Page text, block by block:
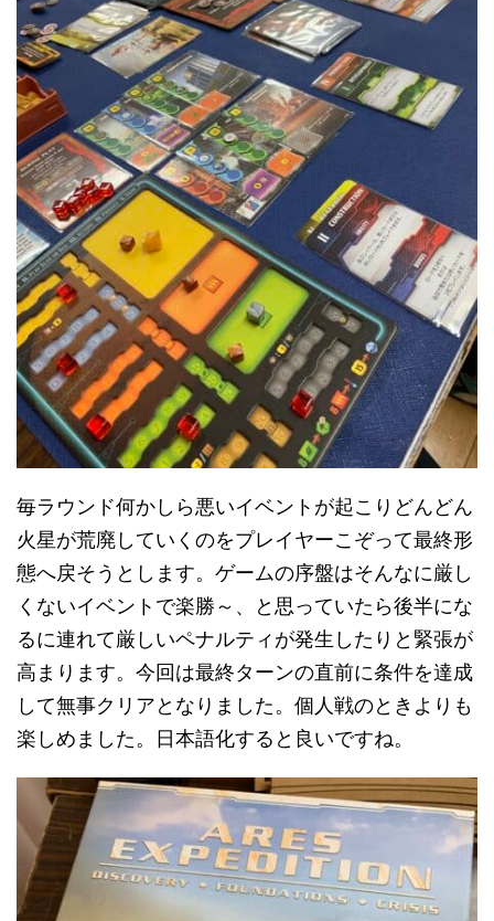
毎ラウンド何かしら悪いイベントが起こりどんどん
火星が荒廃していくのをプレイヤーこぞって最終形
態へ戻そうとします。ゲームの序盤はそんなに厳し
くないイベントで楽勝～、と思っていたら後半にな
るに連れて厳しいペナルティが発生したりと緊張が
高まります。今回は最終ターンの直前に条件を達成
して無事クリアとなりました。個人戦のときよりも
楽しめました。日本語化すると良いですね。